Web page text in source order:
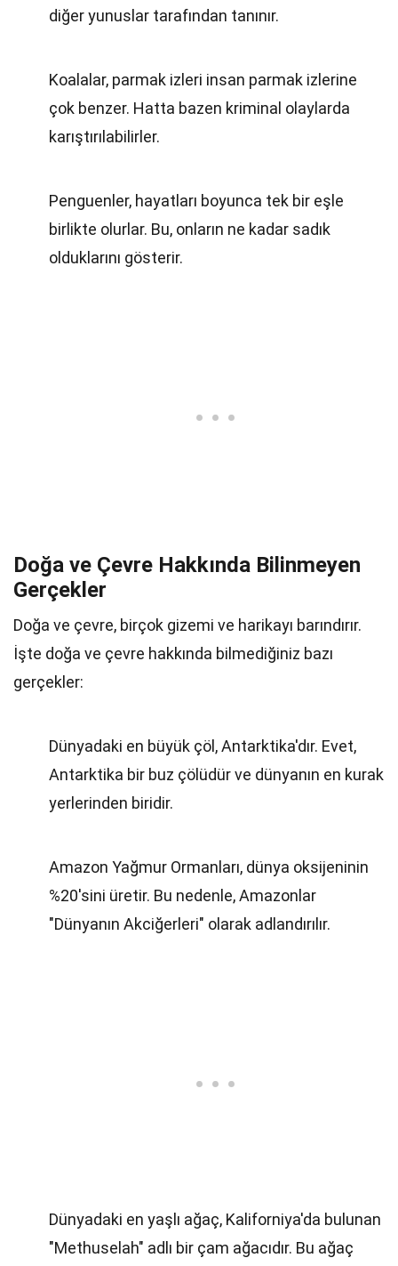
diğer yunuslar tarafından tanınır.
Koalalar, parmak izleri insan parmak izlerine
çok benzer. Hatta bazen kriminal olaylarda
karıştırılabilirler.
Penguenler, hayatları boyunca tek bir eşle
birlikte olurlar. Bu, onların ne kadar sadık
olduklarını gösterir.
Doğa ve Çevre Hakkında Bilinmeyen
Gerçekler
Doğa ve çevre, birçok gizemi ve harikayı barındırır.
İşte doğa ve çevre hakkında bilmediğiniz bazı
gerçekler:
Dünyadaki en büyük çöl, Antarktika'dır. Evet,
Antarktika bir buz çölüdür ve dünyanın en kurak
yerlerinden biridir.
Amazon Yağmur Ormanları, dünya oksijeninin
%20'sini üretir. Bu nedenle, Amazonlar
"Dünyanın Akciğerleri" olarak adlandırılır.
Dünyadaki en yaşlı ağaç, Kaliforniya'da bulunan
"Methuselah" adlı bir çam ağacıdır. Bu ağaç